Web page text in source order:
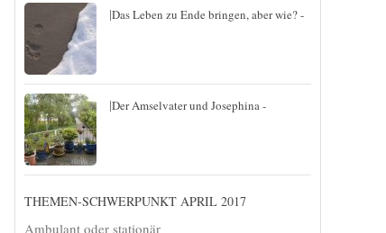
|Das Leben zu Ende bringen, aber wie? -
|Der Amselvater und Josephina -
THEMEN-SCHWERPUNKT APRIL 2017
Ambulant oder stationär